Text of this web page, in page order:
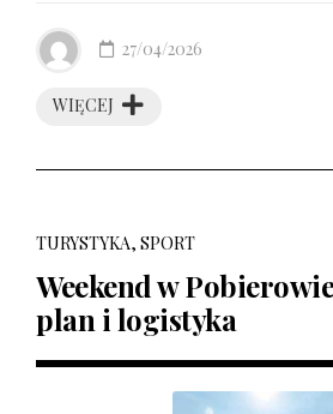
WIĘCEJ
27/04/2026
TURYSTYKA, SPORT
Weekend w
plan i logistyka